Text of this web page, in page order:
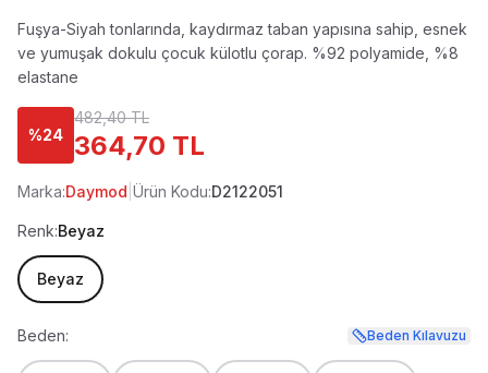
Fuşya-Siyah tonlarında, kaydırmaz taban yapısına sahip, esnek
ve yumuşak dokulu çocuk külotlu çorap. %92 polyamide, %8
elastane
%24
482,40 TL
364,70 TL
Marka:Daymod Ürün Kodu:D2122051
Renk:Beyaz
Beyaz
Beden: Beden Kılavuzu